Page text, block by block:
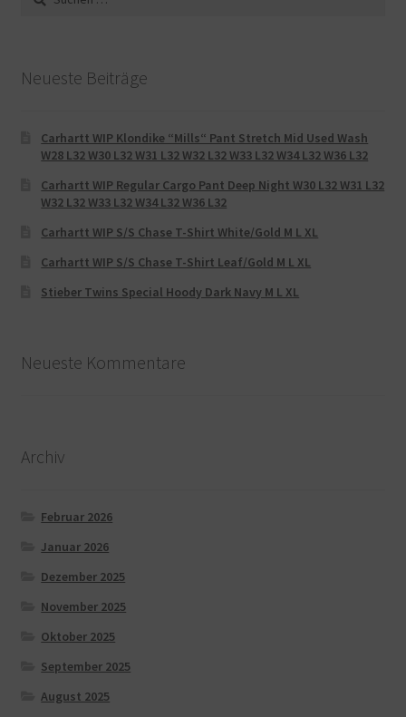
nach:
Neueste Beiträge
Carhartt WIP Klondike “Mills“ Pant Stretch Mid Used Wash
W28 L32 W30 L32 W31 L32 W32 L32 W33 L32 W34 L32 W36 L32
Carhartt WIP Regular Cargo Pant Deep Night W30 L32 W31 L32
W32 L32 W33 L32 W34 L32 W36 L32
Carhartt WIP S/S Chase T-Shirt White/Gold M L XL
Carhartt WIP S/S Chase T-Shirt Leaf/Gold M L XL
Stieber Twins Special Hoody Dark Navy M L XL
Neueste Kommentare
Archiv
Februar 2026
Januar 2026
Dezember 2025
November 2025
Oktober 2025
September 2025
August 2025